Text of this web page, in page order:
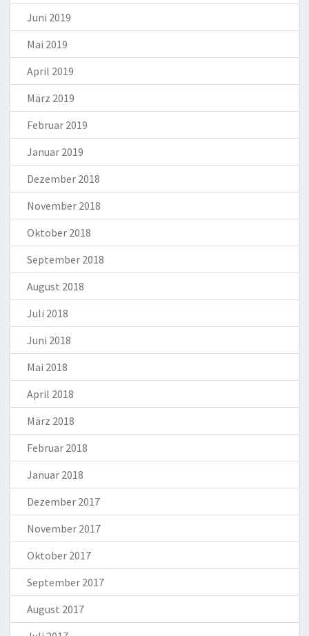
Juni 2019
Mai 2019
April 2019
März 2019
Februar 2019
Januar 2019
Dezember 2018
November 2018
Oktober 2018
September 2018
August 2018
Juli 2018
Juni 2018
Mai 2018
April 2018
März 2018
Februar 2018
Januar 2018
Dezember 2017
November 2017
Oktober 2017
September 2017
August 2017